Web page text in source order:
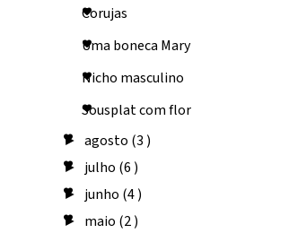
Corujas
Uma boneca Mary
Nicho masculino
Sousplat com flor
►agosto (3 )
► julho (6 )
► junho (4 )
► maio (2 )